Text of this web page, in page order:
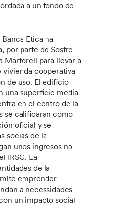
a un fondo de
Etica ha
por parte de Sostre
Martorell para llevar a
cooperativa
de uso. El edificio
una superficie media
en el centro de la
se calificaran como
oficial y se
socias de la
unos ingresos no
IRSC. La
de la
emprender
a necessidades
un impacto social